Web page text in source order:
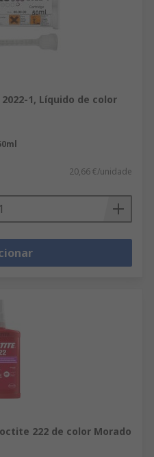
1, Líquido de color
20,66 €/unidade
222 de color Morado